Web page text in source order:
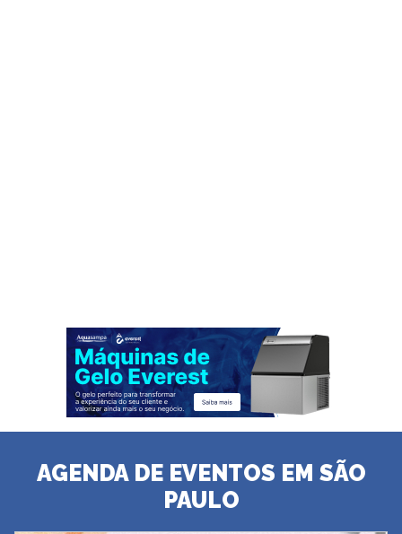
AGENDA DE EVENTOS EM SÃO
PAULO